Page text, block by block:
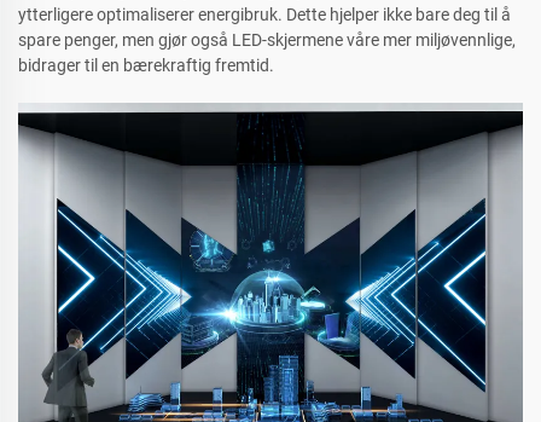
ytterligere optimaliserer energibruk. Dette hjelper ikke bare deg til å
spare penger, men gjør også LED-skjermene våre mer miljøvennlige,
bidrager til en bærekraftig fremtid.